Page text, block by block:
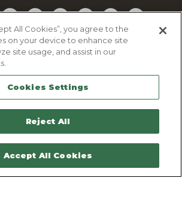
TwitterYouTubePinterestInstagramLinkedInTikTok
d'utilisation des cookies
de confidentialité
Mentions légales
Plan du site
Contactez-nous
All Cookies”, you agree to the
on your device to enhance site
site usage, and assist in our
Cookies Settings
Reject All
Accept All Cookies